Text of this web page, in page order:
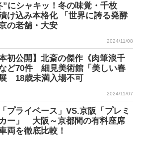
”にシャキッ！冬の味覚・千枚
け込み本格化 「世界に誇る発酵
の老舗・大安
2024/11/08
本初公開】北斎の傑作《肉筆浪千
ど70件 細見美術館「美しい春
18歳未満入場不可
2024/11/07
プライベース」VS.京阪「プレミ
ー」 大阪～京都間の有料座席
両を徹底比較！